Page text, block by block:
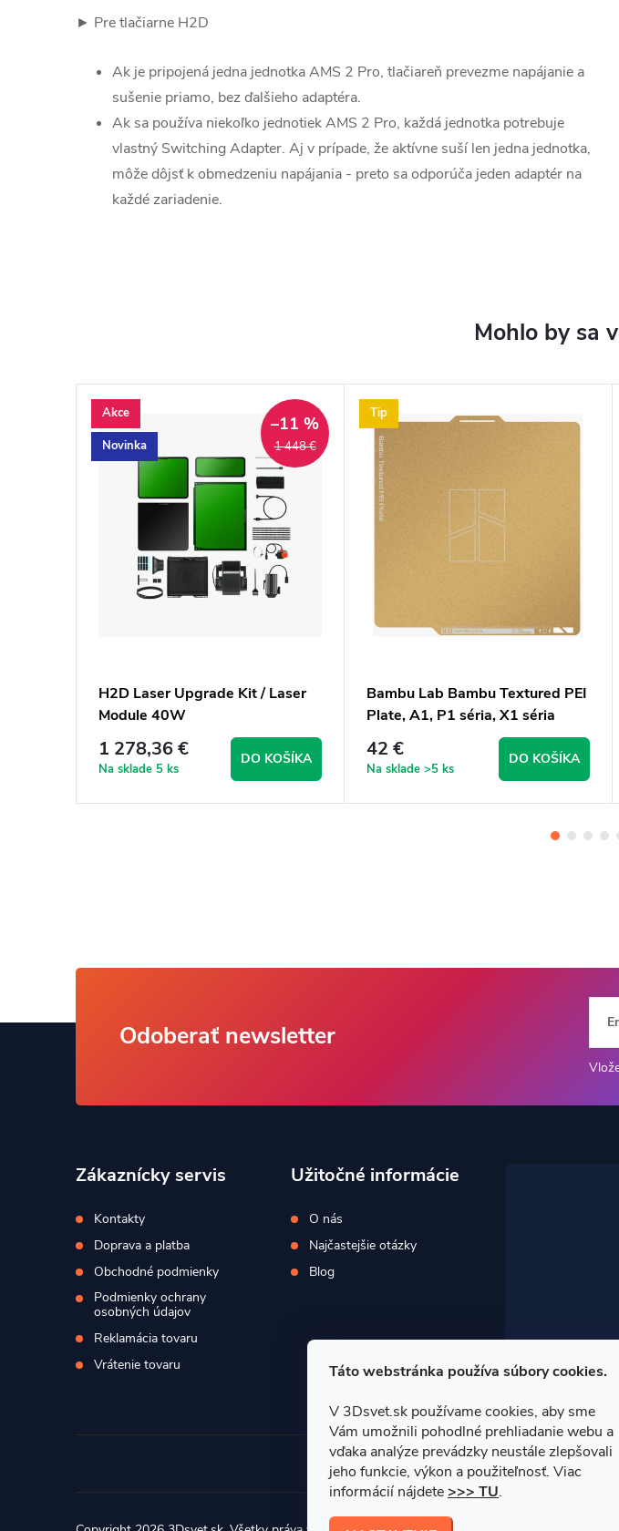
Táto webstránka používa súbory cookies.
V 3Dsvet.sk používame cookies, aby sme
Vám umožnili pohodlné prehliadanie webu a
vďaka analýze prevádzky neustále zlepšovali
jeho funkcie, výkon a použiteľnosť. Viac
informácií nájdete>>> TU.
► Pre tlačiarne H2D
Ak je pripojená jedna jednotka AMS 2 Pro, tlačiareň prevezme napájanie a
sušenie priamo, bez ďalšieho adaptéra.
Ak sa používa niekoľko jednotiek AMS 2 Pro, každá jednotka potrebuje
vlastný Switching Adapter. Aj v prípade, že aktívne suší len jedna jednotka,
môže dôjsť k obmedzeniu napájania - preto sa odporúča jeden adaptér na
každé zariadenie.
Akce
Novinka
1 448 €
–11 %
H2D Laser Upgrade Kit / Laser
Module 40W
1 278,36 €
Na sklade 5 ks
DO KOŠÍKA
Tip
Bambu Lab Bambu Textured PEI
Plate, A1, P1 séria, X1 séria
42 €
Na sklade >5 ks
DO KOŠÍKA
Odoberať newsletter
Zákaznícky servis
Kontakty
Doprava a platba
Obchodné podmienky
Podmienky ochrany
osobných údajov
Reklamácia tovaru
Vrátenie tovaru
Užitočné informácie
O nás
Najčastejšie otázky
Blog